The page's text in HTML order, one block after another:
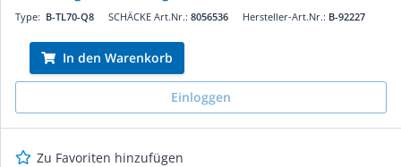
SCHÄCKE Art.Nr.: 8056536
Type: B-TL70-Q8 Hersteller-Art.Nr.: B-92227
In den Warenkorb
Einloggen
Zu Favoriten hinzufügen